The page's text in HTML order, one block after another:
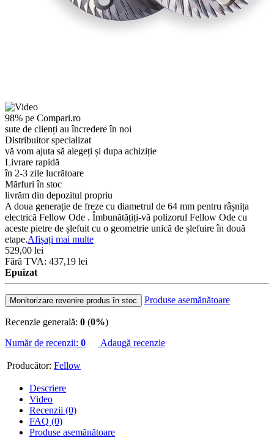
98% pe Compari.ro
sute de clienți au încredere în noi
Distribuitor specializat
vă vom ajuta să alegeți și dupa achiziție
Livrare rapidă
în 2-3 zile lucrătoare
Mărfuri în stoc
livrăm din depozitul propriu
A doua generație de freze cu diametrul de 64 mm pentru râșnița
electrică Fellow Ode . Îmbunătățiți-vă polizorul Fellow Ode cu
aceste pietre de șlefuit cu o geometrie unică de șlefuire în două
etape.Afișați mai multe
529,00 lei
Fără TVA: 437,19 lei
Epuizat
Monitorizare revenire produs în stoc Produse asemănătoare
Recenzie generală: 0 (0%)
Număr de recenzii: 0 Adaugă recenzie
Producător: Fellow
Descriere
Video
Recenzii (0)
FAQ (0)
Produse asemănătoare